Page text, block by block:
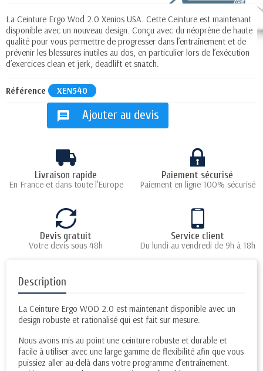
La Ceinture Ergo Wod 2.0 Xenios USA. Cette Ceinture est maintenant
disponible avec un nouveau design. Conçu avec du néoprène de haute
qualité pour vous permettre de progresser dans l’entraînement et de
prévenir les blessures inutiles au dos, en particulier lors de l’exécution
d’exercices clean et jerk, deadlift et snatch.
Référence XEN540
message Ajouter au devis
Livraison rapide
En France et dans toute l'Europe
Paiement sécurisé
Paiement en ligne 100% sécurisé
Devis gratuit
Votre devis sous 48h
Service client
Du lundi au vendredi de 9h à 18h
Description
La Ceinture Ergo WOD 2.0 est maintenant disponible avec un
design robuste et rationalisé qui est fait sur mesure.
Nous avons mis au point une ceinture robuste et durable et
facile à utiliser avec une large gamme de flexibilité afin que vous
puissiez aller au-delà dans votre programme d’entraînement.